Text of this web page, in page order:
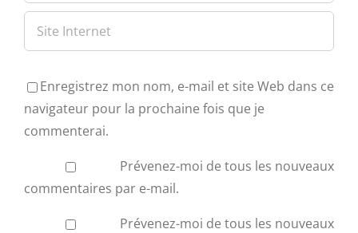
Enregistrez mon nom, e-mail et site Web dans ce
navigateur pour la prochaine fois que je
commenterai.
Prévenez-moi de tous les nouveaux
commentaires par e-mail.
Prévenez-moi de tous les nouveaux